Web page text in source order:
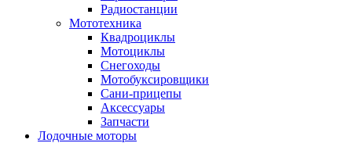
Радиостанции
Мототехника
Квадроциклы
Мотоциклы
Снегоходы
Мотобуксировщики
Сани-прицепы
Аксессуары
Запчасти
Лодочные моторы